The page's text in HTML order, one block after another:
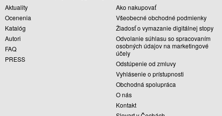
Aktuality
Ocenenia
Katalóg
Autori
FAQ
PRESS
Ako nakupovať
Všeobecné obchodné podmienky
Žiadosť o vymazanie digitálnej stopy
Odvolanie súhlasu so spracovaním
osobných údajov na marketingové
účely
Odstúpenie od zmluvy
Vyhlásenie o prístupnosti
Obchodná spolupráca
O nás
Kontakt